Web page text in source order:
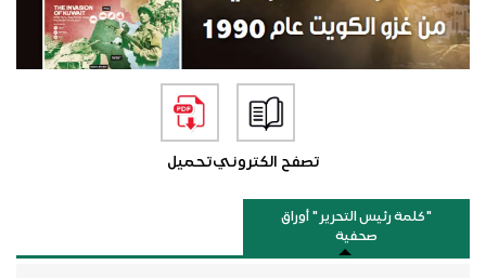
تصفح الكترونيتحميل
"كلمة رئيس التحرير " أوراق
صحفية